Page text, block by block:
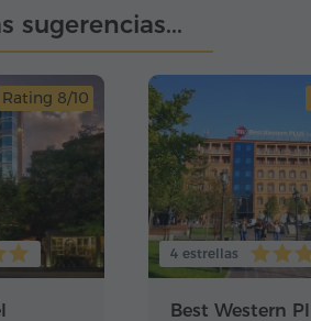
sugerencias...
Rating 8/10
4 estrellas
Best Western